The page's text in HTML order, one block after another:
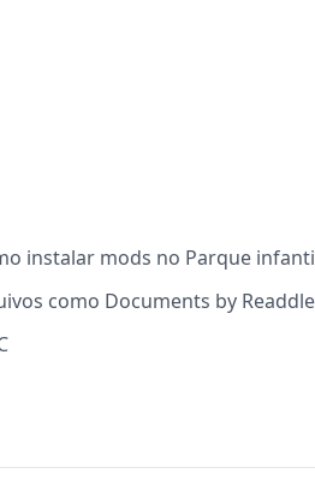
instalar mods no Parque
como Documents by Readdle